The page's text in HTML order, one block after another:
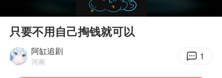
美股创4月份以来最大单周涨幅
Play
只要不用自己掏钱就可以
阿缸追剧
河南 1